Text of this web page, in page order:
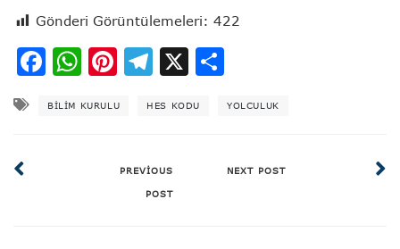
Gönderi Görüntülemeleri: 422
Facebook
WhatsApp
Pinterest
Telegram
X
BILIM KURULU HES KODU YOLCULUK
PREVIOUS
POST
NEXT POST